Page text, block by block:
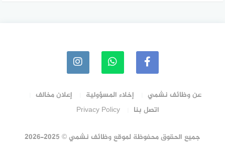
عن وظائف نشمي إخلاء المسؤولية
إعلان مخالف
اتصل بنا
Privacy Policy
جميع الحقوق محفوظة لموقع وظائف نشمي © 2025-2026